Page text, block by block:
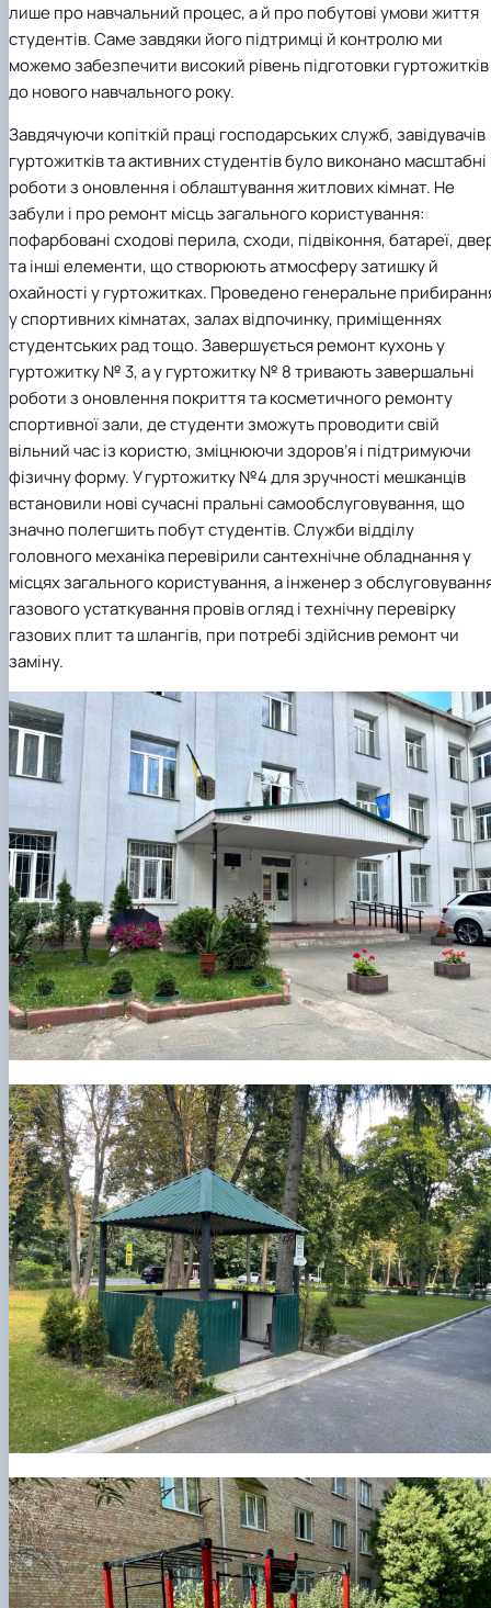
лише про навчальний процес, а й про побутові умови життя
студентів. Саме завдяки його підтримці й контролю ми
можемо забезпечити високий рівень підготовки гуртожитків
до нового навчального року.
Завдячуючи копіткій праці господарських служб, завідувачів
гуртожитків та активних студентів було виконано масштабні
роботи з оновлення і облаштування житлових кімнат. Не
забули і про ремонт місць загального користування:
пофарбовані сходові перила, сходи, підвіконня, батареї,
та інші елементи, що створюють атмосферу затишку й
охайності у гуртожитках. Проведено генеральне
у спортивних кімнатах, залах відпочинку, приміщеннях
студентських рад тощо. Завершується ремонт кухонь у
гуртожитку № 3, а у гуртожитку № 8 тривають завершальні
роботи з оновлення покриття та косметичного ремонту
спортивної зали, де студенти зможуть проводити свій
вільний час із користю, зміцнюючи здоров’я і підтримуючи
фізичну форму. У гуртожитку №4 для зручності мешканців
встановили нові сучасні пральні самообслуговування, що
значно полегшить побут студентів. Служби відділу
головного механіка перевірили сантехнічне обладнання у
місцях загального користування, а інженер з
газового устаткування провів огляд і технічну перевірку
газових плит та шлангів, при потребі здійснив ремонт чи
заміну.